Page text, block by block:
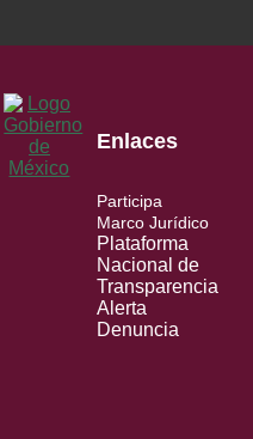
Enlaces
Participa
Marco Jurídico
Plataforma
Nacional de
Transparencia
Alerta
Denuncia